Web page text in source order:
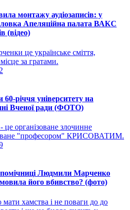
монтажу аудіозаписів: у
Апеляційна палата ВАКС
(відео)
це українське сміття,
за гратами.
річчя університету на
Вченої ради (ФОТО)
організоване злочинне
"професором" КРИСОВАТИМ.
Людмили Марченко
його вбивство? (фото)
мати хамства і не поваги до до